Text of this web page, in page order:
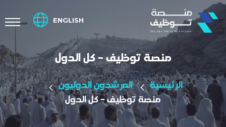
ENGLISH
منصة توظيف - كل الدول
الرئيسية
المرشدون الدوليون
منصة توظيف - كل الدول